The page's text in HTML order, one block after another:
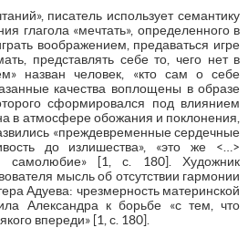
писатель использует семантику
глагола «мечтать», определенного в
воображением, предаваться игре
представлять себе то, чего нет в
назван человек, «кто сам о себе
качества воплощены в образе
сформировался под влиянием
в атмосфере обожания и поклонения,
«преждевременные сердечные
до излишества», «это же <…>
[1, с. 180]. Художник
мысль об отсутствии гармонии
Адуева: чрезмерность материнской
Александра к борьбе «с тем, что
впереди» [1, с. 180].